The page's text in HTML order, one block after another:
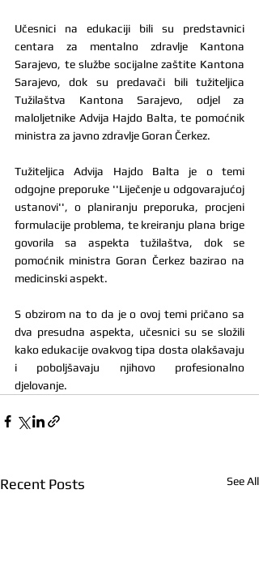
Učesnici na edukaciji bili su predstavnici
centara za mentalno zdravlje Kantona
Sarajevo, te službe socijalne zaštite Kantona
Sarajevo, dok su predavači bili tužiteljica
Tužilaštva Kantona Sarajevo, odjel za
maloljetnike Advija Hajdo Balta, te pomoćnik
ministra za javno zdravlje Goran Čerkez.
Tužiteljica Advija Hajdo Balta je o temi
odgojne preporuke ''Liječenje u odgovarajućoj
ustanovi'', o planiranju preporuka, procjeni
formulacije problema, te kreiranju plana brige
govorila sa aspekta tužilaštva, dok se
pomoćnik ministra Goran Čerkez bazirao na
medicinski aspekt.
S obzirom na to da je o ovoj temi pričano sa
dva presudna aspekta, učesnici su se složili
kako edukacije ovakvog tipa dosta olakšavaju
i poboljšavaju njihovo profesionalno
djelovanje.
Recent Posts See All